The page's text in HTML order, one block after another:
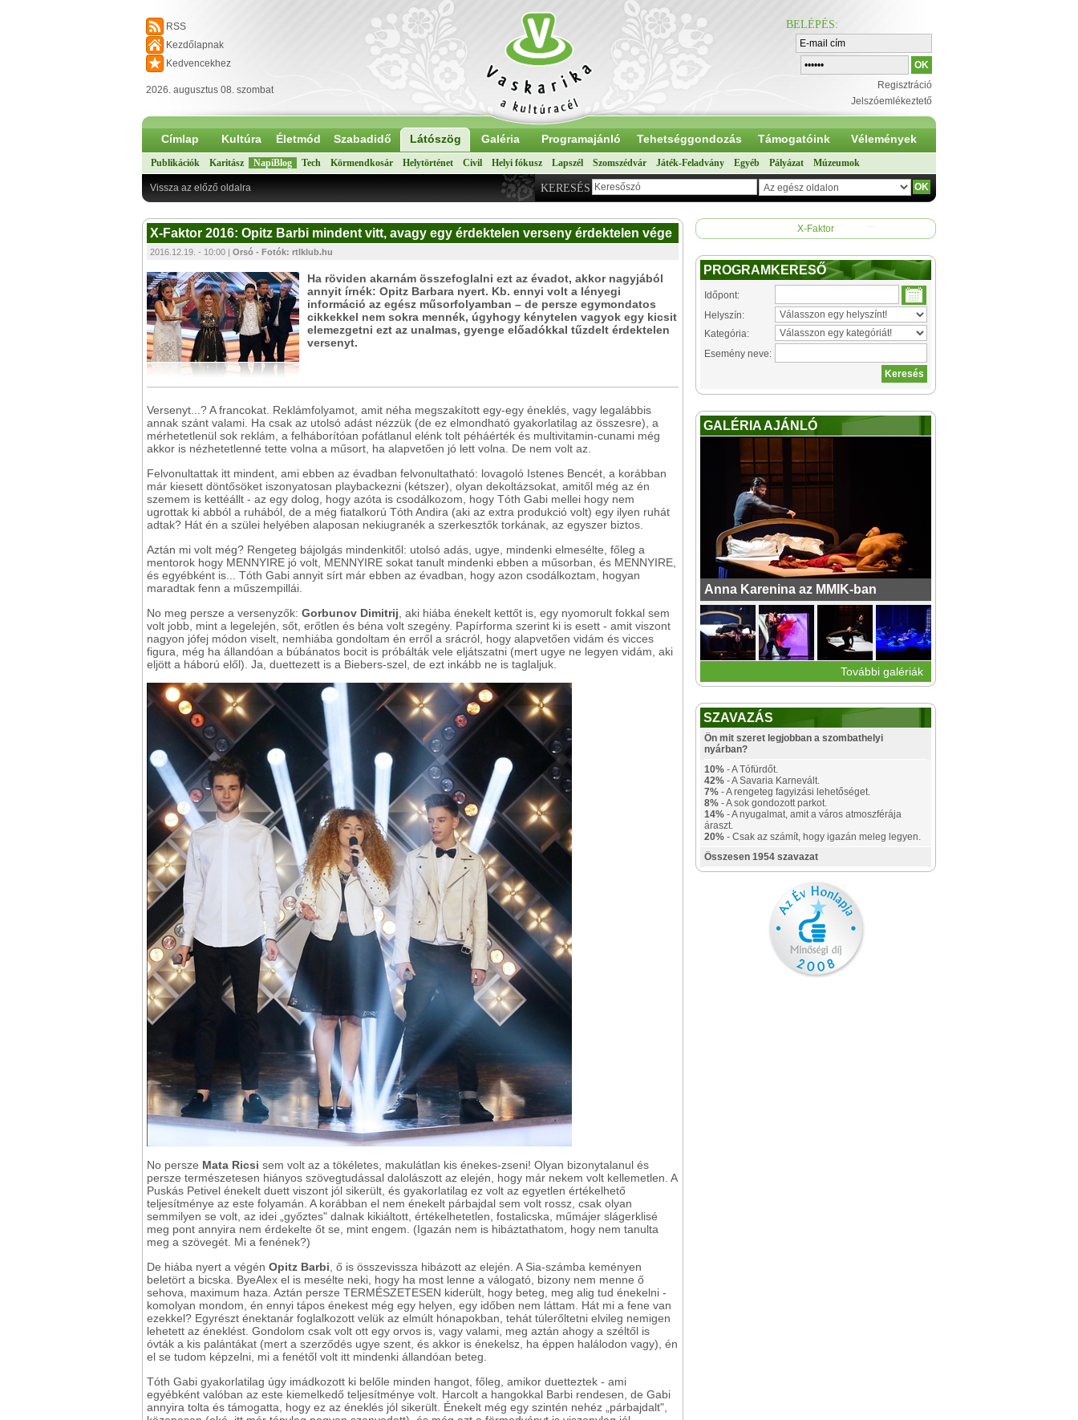
RSS
Kezdőlapnak
Kedvencekhez
2026. augusztus 08. szombat
BELÉPÉS:
Regisztráció
Jelszóemlékeztető
Címlap Kultúra Életmód Szabadidő Látószög Galéria Programajánló Tehetséggondozás Támogatóink Vélemények
Publikációk Karitász NapiBlog Tech Körmendkosár Helytörténet Civil Helyi fókusz Lapszél Szomszédvár Játék-Feladvány Egyéb Pályázat Múzeumok
KERESÉS
Vissza az előző oldalra
X-Faktor 2016: Opitz Barbi mindent vitt, avagy egy érdektelen verseny érdektelen vége
2016.12.19. - 10:00 | Orsó - Fotók: rtlklub.hu
Ha röviden akarnám összefoglalni ezt az évadot, akkor nagyjából
annyit írnék: Opitz Barbara nyert. Kb. ennyi volt a lényegi
információ az egész műsorfolyamban – de persze egymondatos
cikkekkel nem sokra mennék, úgyhogy kénytelen vagyok egy kicsit
elemezgetni ezt az unalmas, gyenge előadókkal tűzdelt érdektelen
versenyt.
Versenyt...? A francokat. Reklámfolyamot, amit néha megszakított egy-egy éneklés, vagy legalábbis
annak szánt valami. Ha csak az utolsó adást nézzük (de ez elmondható gyakorlatilag az összesre), a
mérhetetlenül sok reklám, a felháborítóan pofátlanul elénk tolt péháérték és multivitamin-cunami még
akkor is nézhetetlenné tette volna a műsort, ha alapvetően jó lett volna. De nem volt az.
Felvonultattak itt mindent, ami ebben az évadban felvonultatható: lovagoló Istenes Bencét, a korábban
már kiesett döntősöket iszonyatosan playbackezni (kétszer), olyan dekoltázsokat, amitől még az én
szemem is kettéállt - az egy dolog, hogy azóta is csodálkozom, hogy Tóth Gabi mellei hogy nem
ugrottak ki abból a ruhából, de a még fiatalkorú Tóth Andira (aki az extra produkció volt) egy ilyen ruhát
adtak? Hát én a szülei helyében alaposan nekiugranék a szerkesztők torkának, az egyszer biztos.
Aztán mi volt még? Rengeteg bájolgás mindenkitől: utolsó adás, ugye, mindenki elmesélte, főleg a
mentorok hogy MENNYIRE jó volt, MENNYIRE sokat tanult mindenki ebben a műsorban, és MENNYIRE,
és egyébként is... Tóth Gabi annyit sírt már ebben az évadban, hogy azon csodálkoztam, hogyan
maradtak fenn a műszempillái.
No meg persze a versenyzők: Gorbunov Dimitrij , aki hiába énekelt kettőt is, egy nyomorult fokkal sem
volt jobb, mint a legelején, sőt, erőtlen és béna volt szegény. Papírforma szerint ki is esett - amit viszont
nagyon jófej módon viselt, nemhiába gondoltam én erről a srácról, hogy alapvetően vidám és vicces
figura, még ha állandóan a búbánatos bocit is próbálták vele eljátszatni (mert ugye ne legyen vidám, aki
eljött a háború elől). Ja, duettezett is a Biebers-szel, de ezt inkább ne is taglaljuk.
No persze Mata Ricsi sem volt az a tökéletes, makulátlan kis énekes-zseni! Olyan bizonytalanul és
persze természetesen hiányos szövegtudással dalolászott az elején, hogy már nekem volt kellemetlen. A
Puskás Petivel énekelt duett viszont jól sikerült, és gyakorlatilag ez volt az egyetlen értékelhető
teljesítménye az este folyamán. A korábban el nem énekelt párbajdal sem volt rossz, csak olyan
semmilyen se volt, az idei „győztes" dalnak kikiáltott, értékelhetetlen, fostalicska, műmájer slágerklisé
meg pont annyira nem érdekelte őt se, mint engem. (Igazán nem is hibáztathatom, hogy nem tanulta
meg a szövegét. Mi a fenének?)
De hiába nyert a végén Opitz Barbi , ő is összevissza hibázott az elején. A Sia-számba keményen
beletört a bicska. ByeAlex el is mesélte neki, hogy ha most lenne a válogató, bizony nem menne ő
sehova, maximum haza. Aztán persze TERMÉSZETESEN kiderült, hogy beteg, meg alig tud énekelni -
komolyan mondom, én ennyi tápos énekest még egy helyen, egy időben nem láttam. Hát mi a fene van
ezekkel? Egyrészt énektanár foglalkozott velük az elmúlt hónapokban, tehát túlerőltetni elvileg nemigen
lehetett az éneklést. Gondolom csak volt ott egy orvos is, vagy valami, meg aztán ahogy a széltől is
óvták a kis palántákat (mert a szerződés ugye szent, és akkor is énekelsz, ha éppen halálodon vagy), én
el se tudom képzelni, mi a fenétől volt itt mindenki állandóan beteg.
Tóth Gabi gyakorlatilag úgy imádkozott ki belőle minden hangot, főleg, amikor duetteztek - ami
egyébként valóban az este kiemelkedő teljesítménye volt. Harcolt a hangokkal Barbi rendesen, de Gabi
annyira tolta és támogatta, hogy ez az éneklés jól sikerült. Énekelt még egy szintén nehéz „párbajdalt",
X-Faktor
PROGRAMKERESŐ
Időpont:
Helyszín:
Kategória:
Esemény neve:
GALÉRIA AJÁNLÓ
Anna Karenina az MMIK-ban
További galériák
SZAVAZÁS
Ön mit szeret legjobban a szombathelyi
nyárban?
10% - A Tófürdőt.
42% - A Savaria Karnevált.
7% - A rengeteg fagyizási lehetőséget.
8% - A sok gondozott parkot.
14% - A nyugalmat, amit a város atmoszférája
áraszt.
20% - Csak az számít, hogy igazán meleg legyen.
Összesen 1954 szavazat